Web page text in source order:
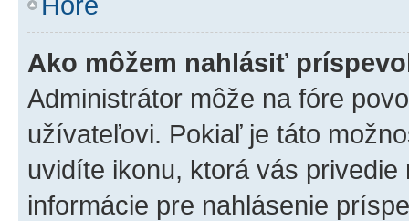
Ako môžem nahlásiť
Administrátor môže na fóre
užívateľovi. Pokiaľ je táto
uvidíte ikonu, ktorá vás
informácie pre nahlásenie